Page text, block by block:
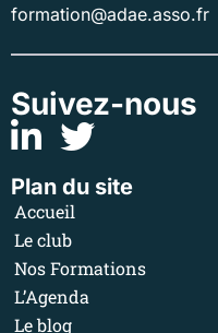
formation@adae.asso.fr
Suivez-nous
Plan du site
Accueil
Le club
Nos Formations
L’Agenda
Le blog